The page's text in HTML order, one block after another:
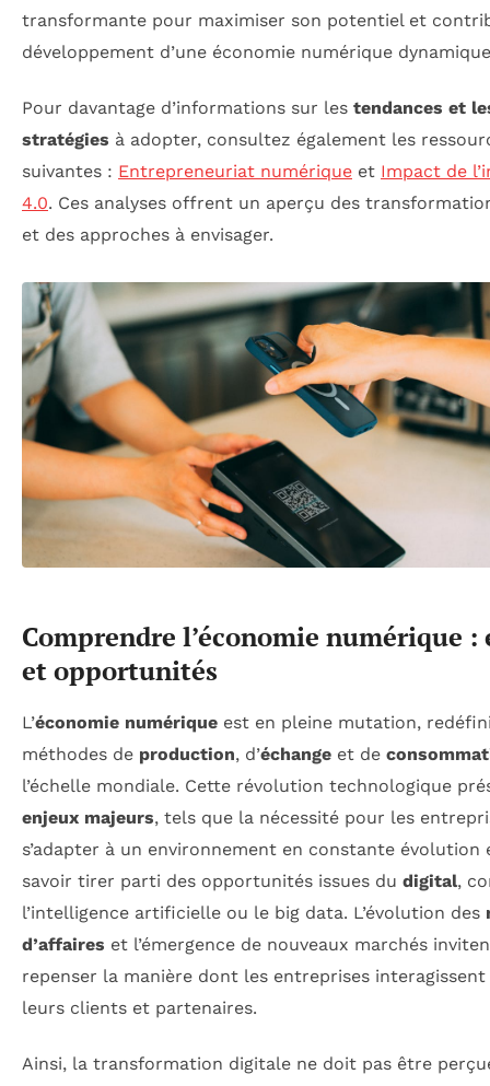
transformante pour maximiser son potentiel et
développement d’une économie numérique
Pour davantage d’informations sur les tendances et
stratégies à adopter, consultez également les
suivantes : Entrepreneuriat numérique et Impact de
4.0. Ces analyses offrent un aperçu des
et des approches à envisager.
Comprendre l’économie numérique :
et opportunités
L’économie numérique est en pleine mutation,
méthodes de production, d’échange et de
l’échelle mondiale. Cette révolution technologique
enjeux majeurs, tels que la nécessité pour les
s’adapter à un environnement en constante évolution
savoir tirer parti des opportunités issues du digital,
l’intelligence artificielle ou le big data. L’évolution des
d’affaires et l’émergence de nouveaux marchés
repenser la manière dont les entreprises interagissent
leurs clients et partenaires.
Ainsi, la transformation digitale ne doit pas être